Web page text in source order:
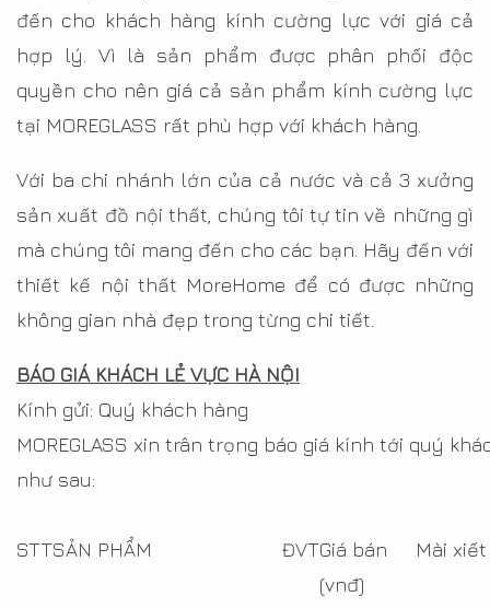
đến cho khách hàng kính cường lực với giá cả
hợp lý. Vì là sản phẩm được phân phối độc
quyền cho nên giá cả sản phẩm kính cường lực
tại MOREGLASS rất phù hợp với khách hàng.
Với ba chi nhánh lớn của cả nước và cả 3 xưởng
sản xuất đồ nội thất, chúng tôi tự tin về những gì
mà chúng tôi mang đến cho các bạn. Hãy đến với
thiết kế nội thất MoreHome để có được những
không gian nhà đẹp trong từng chi tiết.
BÁO GIÁ KHÁCH LẺ VỰC HÀ NỘI
Kính gửi: Quý khách hàng
MOREGLASS xin trân trọng báo giá kính tới quý
như sau:
STTSẢN PHẨM ĐVTGiá bán
(vnđ)
Mài xiết